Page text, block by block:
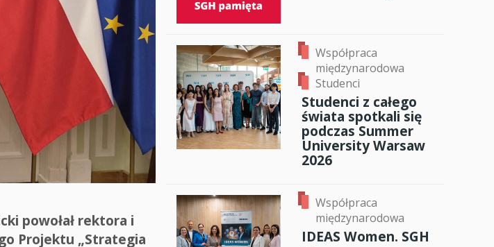
Wspomnienia
powołał rektora i
Projektu „Strategia
Współpraca
międzynarodowa
Studenci
Studenci z całego
świata spotkali się
podczas Summer
University Warsaw
2026
Współpraca
międzynarodowa
IDEAS Women. SGH